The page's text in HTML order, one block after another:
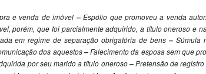
e venda de imóvel –Espólio que promoveu a venda
porém, que foi parcialmente adquirido, a título oneroso e
em regime de separação obrigatória de bens – Súmula
dos aquestos–Falecimento da esposa sem que
por seu marido a título oneroso–Pretensão de